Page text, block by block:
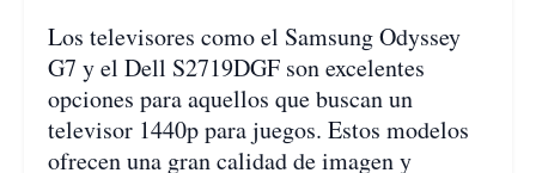
Los televisores como el Samsung Odyssey
G7 y el Dell S2719DGF son excelentes
opciones para aquellos que buscan un
televisor 1440p para juegos. Estos modelos
ofrecen una gran calidad de imagen y